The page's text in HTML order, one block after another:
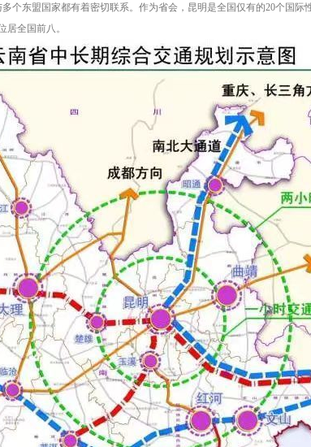
个东盟国家都有着密切联系。作为省会，昆明是全国仅有的20个国
全国前八。